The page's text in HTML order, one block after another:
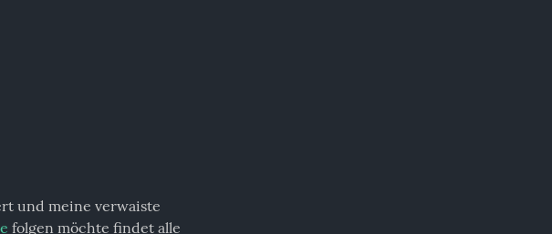
und meine verwaiste
folgen möchte findet alle